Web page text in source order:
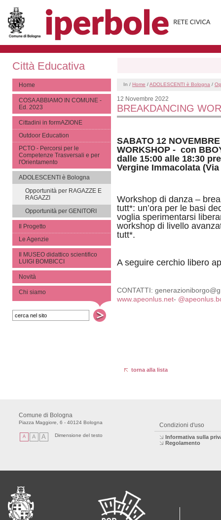
Città Educativa
Home
COSA ABBIAMO IN COMUNE -
Ed. 2023
Cittadini in formAZIONE
Outdoor Education
PCTO - Percorsi per le
Competenze Trasversali e per
l'Orientamento
ADOLESCENTI è Bologna
Opportunità per RAGAZZE E
RAGAZZI
Opportunità per GENITORI
Il Progetto
Le Agenzie
Il MUSEO didattico scientifico
LUIGI BOMBICCI
Novità
Chi siamo
In / Home /ADOLESCENTI è Bologna /
12 Novembre 2022
BREAKDANCING
SABATO 12
WORKSHOP - con
dalle 15:00 alle 18:30
Vergine Immacolata
Workshop di danza –
tutt*: un’ora per le basi
voglia sperimentarsi
workshop di livello
tutt*.
A seguire cerchio libero
CONTATTI:
www.apeonlus.net-
torna alla lista
Comune di Bologna
Piazza Maggiore, 6 - 40124 Bologna
A A A Dimensione del testo
Condizioni d'uso
Informativa sulla
Regolamento